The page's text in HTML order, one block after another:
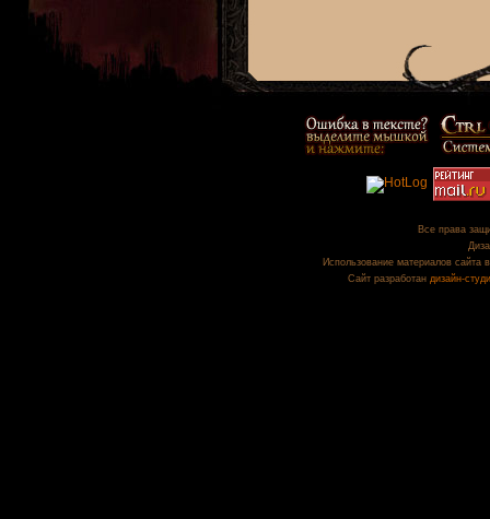
Все права
Использование материалов сайта
Сайт разработан дизайн-